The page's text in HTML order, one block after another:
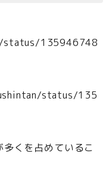
135946748
status/135
くを占めているこ